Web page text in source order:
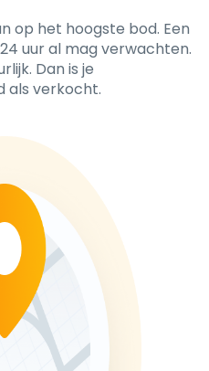
op het hoogste bod. Een
uur al mag verwachten.
Dan is je
als verkocht.